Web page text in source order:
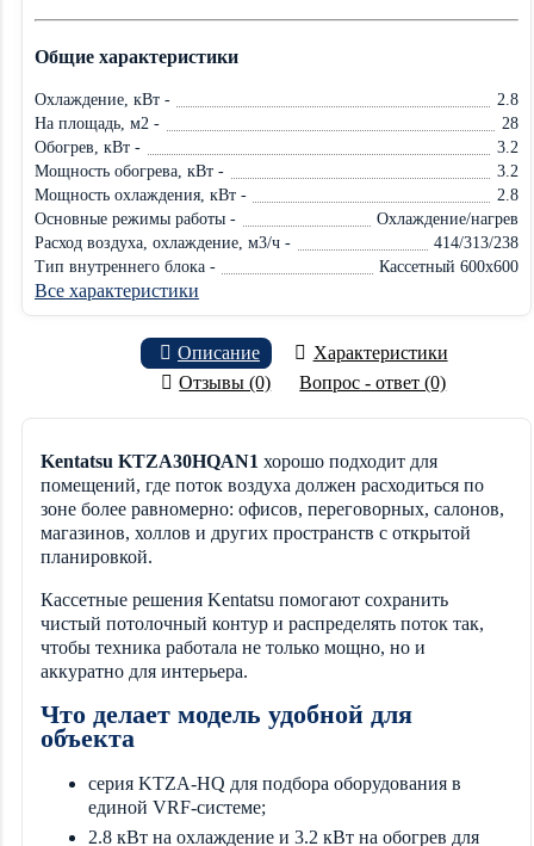
Общие характеристики
Охлаждение, кВт -
2.8
На площадь, м2 -
28
Обогрев, кВт -
3.2
Мощность обогрева, кВт -
3.2
Мощность охлаждения, кВт -
2.8
Основные режимы работы -
Охлаждение/нагрев
Расход воздуха, охлаждение, м3/ч -
414/313/238
Тип внутреннего блока -
Кассетный 600х600
Все характеристики
Описание
Характеристики
Отзывы (0)
Вопрос - ответ (0)
Kentatsu KTZA30HQAN1 хорошо подходит для
помещений, где поток воздуха должен расходиться по
зоне более равномерно: офисов, переговорных, салонов,
магазинов, холлов и других пространств с открытой
планировкой.
Кассетные решения Kentatsu помогают сохранить
чистый потолочный контур и распределять поток так,
чтобы техника работала не только мощно, но и
аккуратно для интерьера.
Что делает модель удобной для
объекта
серия KTZA-HQ для подбора оборудования в
единой VRF-системе;
2.8 кВт на охлаждение и 3.2 кВт на обогрев для